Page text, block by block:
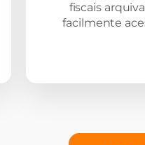
fiscais
facilmente